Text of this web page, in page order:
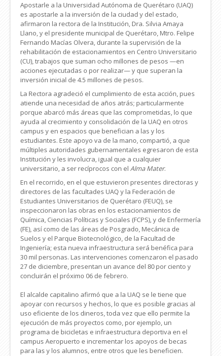
Apostarle a la Universidad Autónoma de Querétaro (UAQ)
es apostarle a la inversión de la ciudad y del estado,
afirmaron la rectora de la Institución, Dra. Silvia Amaya
Llano, y el presidente municipal de Querétaro, Mtro. Felipe
Fernando Macías Olvera, durante la supervisión de la
rehabilitación de estacionamientos en Centro Universitario
(CU), trabajos que suman ocho millones de pesos —en
acciones ejecutadas o por realizar— y que superan la
inversión inicial de 4.5 millones de pesos.
La Rectora agradeció el cumplimiento de esta acción, pues
atiende una necesidad de años atrás; particularmente
porque abarcó más áreas que las comprometidas, lo que
ayuda al crecimiento y consolidación de la UAQ en otros
campus y en espacios que benefician a las y los
estudiantes. Este apoyo va de la mano, compartió, a que
múltiples autoridades gubernamentales egresaron de esta
Institución y les involucra, igual que a cualquier
universitario, a ser recíprocos con el Alma Mater.
En el recorrido, en el que estuvieron presentes directoras y
directores de las facultades UAQ y la Federación de
Estudiantes Universitarios de Querétaro (FEUQ), se
inspeccionaron las obras en los estacionamientos de
Química, Ciencias Políticas y Sociales (FCPS), y de Enfermería
(FE), así como de las áreas de Posgrado, Mecánica de
Suelos y el Parque Biotecnológico, de la Facultad de
Ingeniería; esta nueva infraestructura será benéfica para
30 mil personas. Las intervenciones comenzaron el pasado
27 de diciembre, presentan un avance del 80 por ciento y
concluirán el próximo 06 de febrero.
El alcalde capitalino afirmó que a la UAQ se le tiene que
apoyar con recursos y hechos, lo que es posible gracias al
uso eficiente de los dineros, toda vez que ello permite la
ejecución de más proyectos como, por ejemplo, un
programa de bicicletas e infraestructura deportiva en el
campus Aeropuerto e incrementar los apoyos de becas
para las y los alumnos, entre otros que les beneficien.